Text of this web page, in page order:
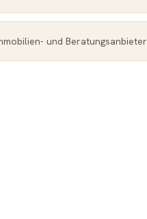
und Beratungsanbieter